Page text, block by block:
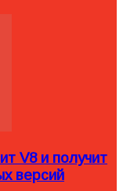
V8 и получит
версий